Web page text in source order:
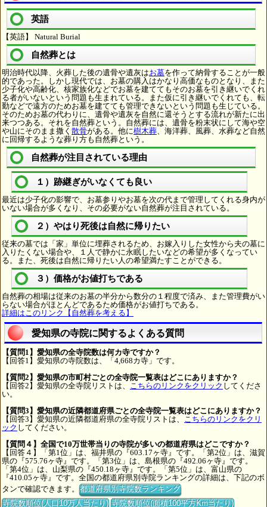
英語
【英語】 Natural Burial
自然葬とは
明治時代以降、火葬した後の遺骨や遺灰はお墓を作って納骨することが一般
的であった。しかし現代では、お墓の購入はかなり高価なものとなり、また
少子化や高齢化、核家族化などでお墓を建ててもそのお墓を引き継いでくれ
る者がいないという問題も生まれている。また仮に引き継いでくれても、転
勤などで遠方のためお墓を建てても管理できないという問題も生じている。
そのためお墓の代わりに、遺骨や遺灰を自然に還そうとする流れが新たに出
来つつある。それを自然葬という。自然葬には、遺骨を粉末状にして海や空
や山にそのまま撒く 散骨がある。他に樹木葬 、海洋葬、風葬、水葬など自然
に回帰するような葬り方も自然葬という。
自然葬が注目されている理由
１）跡継ぎがいなくても良い
最近は少子化の影響で、お墓参りやお墓を次の代まで管理してくれる身内が
いない場合が多くなり、その必要がない自然葬が注目されている。
２）やはり死後は自然に帰りたい
従来の墓では「家」単位に埋葬されるため、お嫁入りした女性から夫の墓に
入りたくない場合や、１人で静かに永眠したいなどの希望が多くなってい
る。また、死後は自然に帰りたい人の希望満たすことができる。
３）価格がお値打ちである
自然葬の相場は従来のお墓の半分から数分の１程度で済み、また管理費がい
らない場合がほとんどであるため価格がお値打ちである。
詳細はこのリンク【自然葬を考える】
愛知県の寺院に関するよくある質問
【質問1】愛知県の全寺院数は何カ寺ですか？
【回答1】愛知県の寺院数は、「4,668カ寺」です。
【質問2】愛知県の市町村ごとの全寺院一覧表はどこにありますか？
【回答2】愛知県の全寺院リストは、
こちらのリンクをクリック してくださ
い。
【質問3】愛知県の近隣都道府県ごとの全寺院一覧表はどこにありますか？
【回答3】愛知県の近隣都道府県の全寺院リストは、
こちらのリンクをクリ
ック してください。
【質問４】全国で10万世帯当りの寺院が多いの都道府県はどこですか？
【回答４】「第1位」は、福井県の『603.17ヶ寺』です。「第2位」は、滋賀
県の『575.76ヶ寺』です。「第3位」は、島根県の『492.06ヶ寺』です。
「第4位」は、山梨県の『450.18ヶ寺』です。「第5位」は、富山県の
『410.05ヶ寺』です。全国の都道府県別寺院ランキングの詳細は、下記のボ
タンで確認できます。都道府県別寺院数ランキング
寺院数順位(人口10万人当たり) 寺院数順位(面積100平方Km当たり)